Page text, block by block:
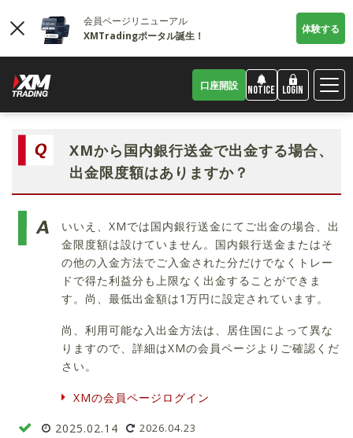
会員ページリニューアル
XMTradingポータル誕生！
体験する
口座開設 NOTICE LOGIN
XMから国内銀行送金で出金する場合、
出金限度額はありますか？
いいえ、XMでは国内銀行送金にてご出金の場合、出
金限度額は設けていません。国内銀行送金またはそ
の他の入金方法でご入金された分だけでなくトレー
ドで得た利益分も上限なく出金することができま
す。尚、最低出金額は1万円に設定されています。
尚、利用可能な入出金方法は、居住国によって異な
りますので、詳細はXMの会員ページよりご確認くだ
さい。
XMの会員ページログイン
2025.02.14 2026.04.23